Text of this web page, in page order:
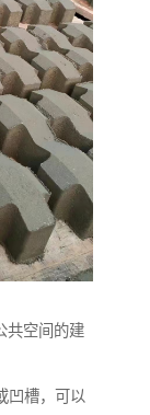
共空间的建
凹槽，可以